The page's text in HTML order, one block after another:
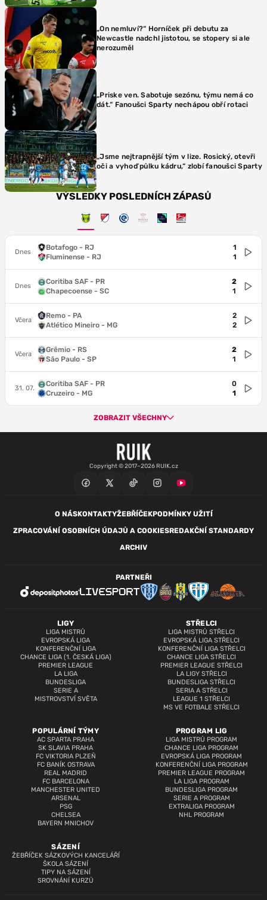
„On nemluví?“ Horníček při debutu za
Newcastle nadchl jistotou, se stopery si ale
nerozuměl
„Priske ven. Sabotuje sezónu, týmu nemá co
dát.“ Fanoušci Sparty nechápou obří rotaci
„Jsme nejtrapnější tým v lize. Rosický, otevři
oči a vyhoď půlku kádru,“ zlobí fanoušci Sparty
VÝSLEDKY POSLEDNÍCH ZÁPASŮ
Dnes
Botafogo - RJ
Fluminense - RJ
1
1
Dnes
Coritiba SAF - PR
Chapecoense - SC
2
1
Včera
Remo - PA
Atlético Mineiro - MG
2
2
Včera
Grêmio - RS
São Paulo - SP
2
1
31. 07.
Coritiba SAF - PR
Cruzeiro - MG
0
1
ZOBRAZIT VŠECHNY
Copyright © 2017–2026 RUIK.cz
O NÁSKONTAKTYŽEBŘÍČEKPODMÍNKY UŽITÍ
ZPRACOVÁNÍ OSOBNÍCH ÚDAJŮ A COOKIESREDAKČNÍ STANDARDY
ARCHIV
LIGY
LIGA MISTRŮ
EVROPSKÁ LIGA
KONFERENČNÍ LIGA
CHANCE LIGA (1. ČESKÁ LIGA)
PREMIER LEAGUE
LA LIGA
BUNDESLIGA
SERIE A
MISTROVSTVÍ SVĚTA
STŘELCI
LIGA MISTRŮ STŘELCI
EVROPSKÁ LIGA STŘELCI
KONFERENČNÍ LIGA STŘELCI
CHANCE LIGA STŘELCI
PREMIER LEAGUE STŘELCI
LA LIGY STŘELCI
BUNDESLIGA STŘELCI
SERIA A STŘELCI
LEAGUE 1 STŘELCI
MS VE FOTBALE STŘELCI
POPULÁRNÍ TÝMY
AC SPARTA PRAHA
SK SLAVIA PRAHA
FC VIKTORIA PLZEŇ
FC BANÍK OSTRAVA
REAL MADRID
FC BARCELONA
MANCHESTER UNITED
ARSENAL
PSG
CHELSEA
BAYERN MNICHOV
PROGRAM LIG
LIGA MISTRŮ PROGRAM
CHANCE LIGA PROGRAM
EVROPSKÁ LIGA PROGRAM
KONFERENČNÍ LIGA PROGRAM
PREMIER LEAGUE PROGRAM
LA LIGA PROGRAM
BUNDESLIGA PROGRAM
SERIE A PROGRAM
EXTRALIGA PROGRAM
NHL PROGRAM
SÁZENÍ
ŽEBŘÍČEK SÁZKOVÝCH KANCELÁŘÍ
ŠKOLA SÁZENÍ
TIPY NA SÁZENÍ
SROVNÁNÍ KURZŮ
PARTNEŘI